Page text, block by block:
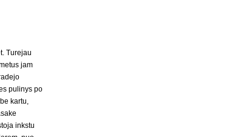
Turejau
jam
pulinys po
kartu,
inkstu